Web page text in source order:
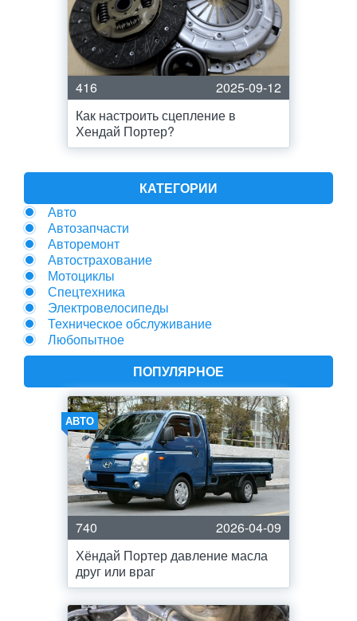
416
2025-09-12
Как настроить сцепление в
Хендай Портер?
КАТЕГОРИИ
Авто
Автозапчасти
Авторемонт
Автострахование
Мотоциклы
Спецтехника
Электровелосипеды
Техническое обслуживание
Любопытное
ПОПУЛЯРНОЕ
АВТО
740
2026-04-09
Хёндай Портер давление масла
друг или враг